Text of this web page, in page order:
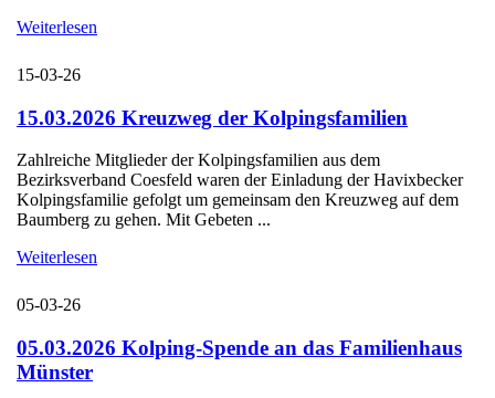
Weiterlesen
15-03-26
15.03.2026 Kreuzweg der Kolpingsfamilien
Zahlreiche Mitglieder der Kolpingsfamilien aus dem
Bezirksverband Coesfeld waren der Einladung der Havixbecker
Kolpingsfamilie gefolgt um gemeinsam den Kreuzweg auf dem
Baumberg zu gehen. Mit Gebeten ...
Weiterlesen
05-03-26
05.03.2026 Kolping-Spende an das Familienhaus
Münster